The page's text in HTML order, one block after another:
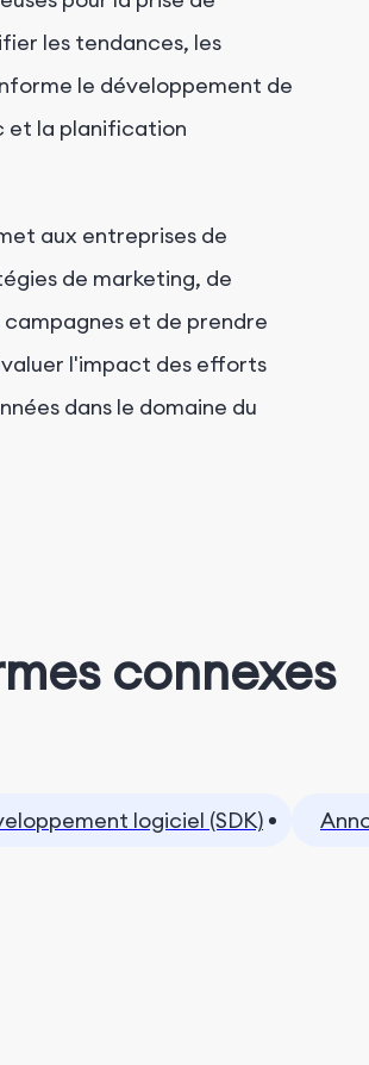
les tendances, les
le développement de
et la planification
aux entreprises de
de marketing, de
et de prendre
l'impact des efforts
dans le domaine du
connexes
logiciel (SDK)